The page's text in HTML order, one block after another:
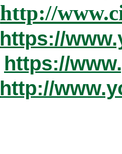
http://
https://
https://
http://